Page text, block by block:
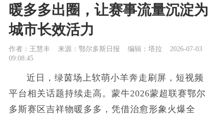
暖多多出圈，让赛事流量沉淀为
城市长效活力
作者：王慧丰 来源：鄂尔多斯日报 编辑：塔拉
2026-07-03
09:08:45
近日，绿茵场上软萌小羊奔走刷屏，短视频
平台相关话题持续走高。蒙牛2026蒙超联赛鄂尔
多斯赛区吉祥物暖多多，凭借治愈形象火爆全